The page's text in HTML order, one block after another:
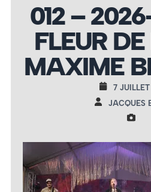
012 –
FLEUR
MAXIME
7
JACQUES